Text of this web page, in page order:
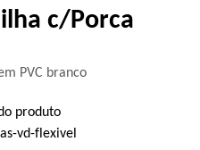
c/Porca
PVC branco
produto